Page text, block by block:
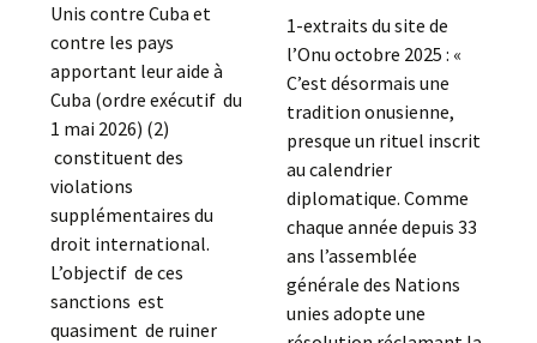
Unis contre Cuba et
contre les pays
apportant leur aide à
Cuba (ordre exécutif du
1 mai 2026) (2)
constituent des
violations
supplémentaires du
droit international.
L’objectif de ces
sanctions est
quasiment de ruiner
1-extraits du site de
l’Onu octobre 2025 : «
C’est désormais une
tradition onusienne,
presque un rituel inscrit
au calendrier
diplomatique. Comme
chaque année depuis 33
ans l’assemblée
générale des Nations
unies adopte une